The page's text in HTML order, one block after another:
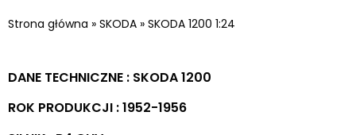
Strona główna » SKODA » SKODA 1200 1:24
DANE TECHNICZNE : SKODA 1200
ROK PRODUKCJI : 1952-1956